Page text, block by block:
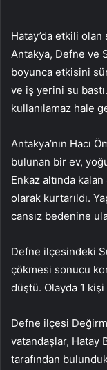
Hatay’da etkili olan
Antakya, Defne ve
boyunca etkisini
ve iş yerini su
kullanılamaz hale
Antakya’nın Hacı
bulunan bir ev,
Enkaz altında
olarak kurtarıldı.
cansız bedenine
Defne ilçesindeki
çökmesi sonucu
düştü. Olayda 1 kişi
Defne ilçesi
vatandaşlar, Hatay
tarafından